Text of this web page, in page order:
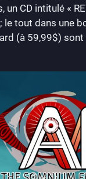
CD intitulé «
le tout dans une
(à 59,99$) sont